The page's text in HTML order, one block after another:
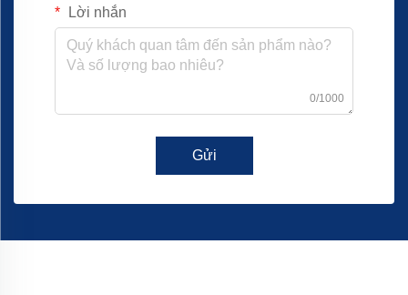
Lời nhắn
0/1000
Gửi